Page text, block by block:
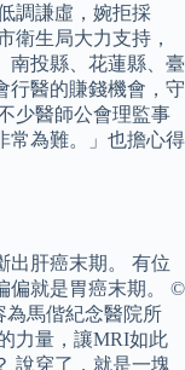
調謙虛，婉拒採
衛生局大力支持，
南投縣、花蓮縣、臺
行醫的賺錢機會，守
少醫師公會理監事
常為難。」也擔心得
出肝癌末期。 有位
偏就是胃癌末期。 ©
為馬偕紀念醫院所
力量，讓MRI如此
說穿了，就是一塊